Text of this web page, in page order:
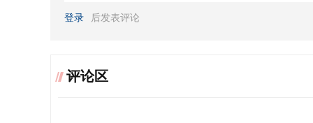
登录 后发表评论
评论区